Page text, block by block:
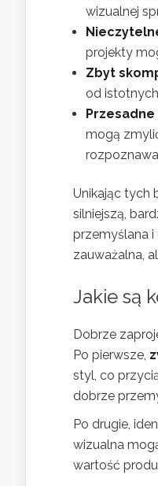
wizualnej
projekty
Zbyt
od
mogą
Unikając tych
silniejszą,
przemyślana i
zauważalna,
Jakie są
Dobrze
Po pierwsze,
styl, co
dobrze
Po drugie,
wizualna
wartość